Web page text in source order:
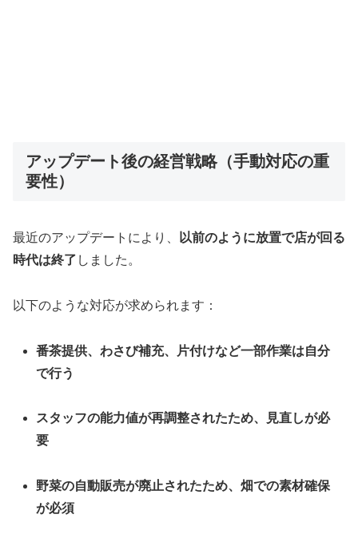
アップデート後の経営戦略（手動対応の重
要性）
最近のアップデートにより、
以前のように放置で店が回る
時代は終了 しました。
以下のような対応が求められます：
番茶提供、わさび補充、片付けなど一部作業は自分
で行う
スタッフの能力値が再調整されたため、見直しが必
要
野菜の自動販売が廃止されたため、畑での素材確保
が必須